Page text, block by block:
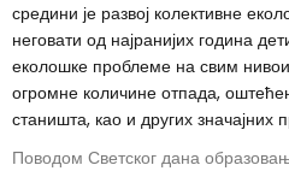
средини је развој колективне
неговати од најранијих година
еколошке проблеме на свим
огромне количине отпада,
станишта, као и других значајних
Поводом Светског дана